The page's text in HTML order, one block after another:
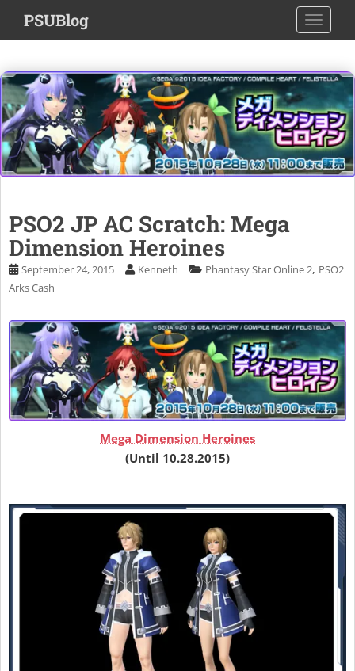
i
t
o
m
a
i
n
PSUBlog
PSO2 JP AC Scratch: Mega
Dimension Heroines
September 24, 2015 Kenneth Phantasy Star Online 2, PSO2
Arks Cash
Mega Dimension Heroines
(Until 10.28.2015)